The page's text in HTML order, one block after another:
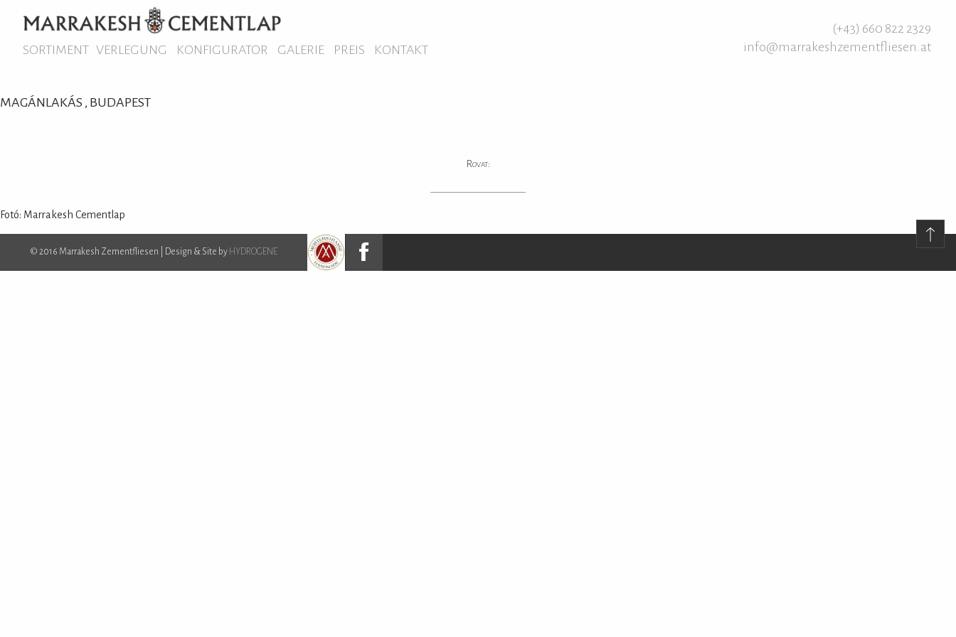
SORTIMENT VERLEGUNG KONFIGURATOR GALERIE PREIS KONTAKT
(+43) 660 822 2329
info@marrakeshzementfliesen.at
MAGÁNLAKÁS , BUDAPEST
Rovat:
Fotó: Marrakesh Cementlap
© 2016 Marrakesh Zementfliesen | Design & Site by HYDROGENE